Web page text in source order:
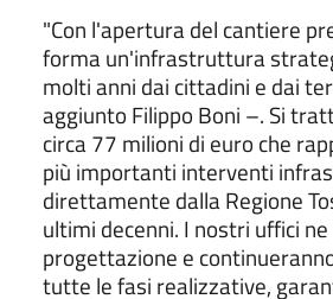
"Con l'apertura del cantiere
forma un'infrastruttura
molti anni dai cittadini e dai
aggiunto Filippo Boni –. Si
circa 77 milioni di euro che
più importanti interventi
direttamente dalla Regione
ultimi decenni. I nostri uffici
progettazione e
tutte le fasi realizzative,